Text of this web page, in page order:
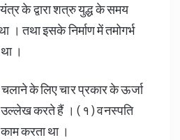
के द्वारा शत्रु युद्ध के समय
। तथा इसके निर्माण में तमोगर्भ
।
के लिए चार प्रकार के ऊर्जा
उल्लेख करते हैं । ( १ ) वनस्पति
करता था ।